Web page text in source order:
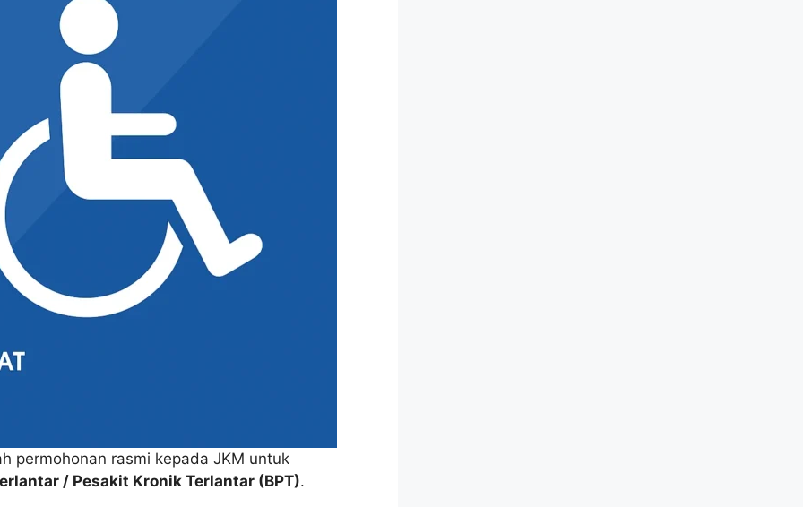
permohonan rasmi kepada JKM untuk
/ Pesakit Kronik Terlantar (BPT).